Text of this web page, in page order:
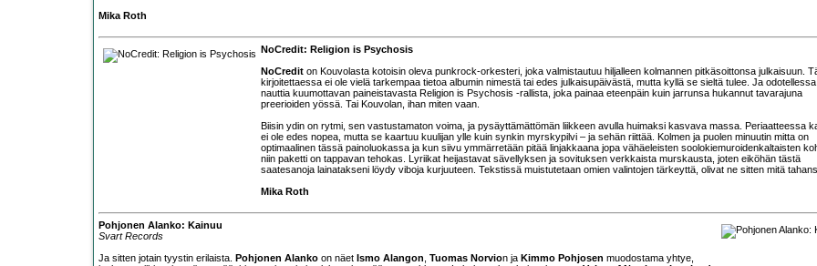
Mika Roth
NoCredit: Religion is Psychosis
NoCredit on Kouvolasta kotoisin oleva punkrock-orkesteri, joka valmistautuu hiljalleen kolmannen pitkäsoittonsa julkaisuun.
kirjoitettaessa ei ole vielä tarkempaa tietoa albumin nimestä tai edes julkaisupäivästä, mutta kyllä se sieltä tulee. Ja
nauttia kuumottavan paineistavasta Religion is Psychosis -rallista, joka painaa eteenpäin kuin jarrunsa hukannut tavarajuna
preerioiden yössä. Tai Kouvolan, ihan miten vaan.
Biisin ydin on rytmi, sen vastustamaton voima, ja pysäyttämättömän liikkeen avulla huimaksi kasvava massa. Periaatteessa
ei ole edes nopea, mutta se kaartuu kuulijan ylle kuin synkin myrskypilvi – ja sehän riittää. Kolmen ja puolen minuutin mitta on
optimaalinen tässä painoluokassa ja kun siivu ymmärretään pitää linjakkaana jopa vähäeleisten soolokiemuroidenkaltaisten
niin paketti on tappavan tehokas. Lyriikat heijastavat sävellyksen ja sovituksen verkkaista murskausta, joten eiköhän tästä
saatesanoja lainatakseni löydy viboja kurjuuteen. Tekstissä muistutetaan omien valintojen tärkeyttä, olivat ne sitten mitä
Mika Roth
Pohjonen Alanko: Kainuu
Svart Records
Ja sitten jotain tyystin erilaista. Pohjonen Alanko on näet Ismo Alangon Tuomas Norvion ja Kimmo Pohjosen muodostama yhtye,